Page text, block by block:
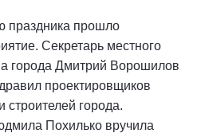
праздника прошло
Секретарь местного
города Дмитрий Ворошилов
проектировщиков
строителей города.
Похилько вручила